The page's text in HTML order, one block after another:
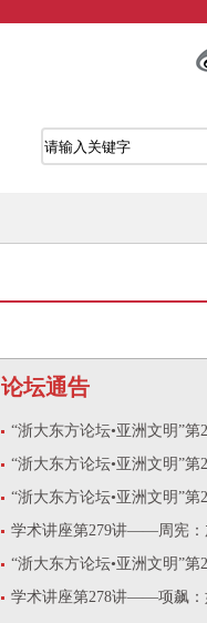
论坛通告
“浙大东方论坛•亚洲文明”第
“浙大东方论坛•亚洲文明”第
“浙大东方论坛•亚洲文明”第
学术讲座第279讲——周宪：
“浙大东方论坛•亚洲文明”第
学术讲座第278讲——项飙：